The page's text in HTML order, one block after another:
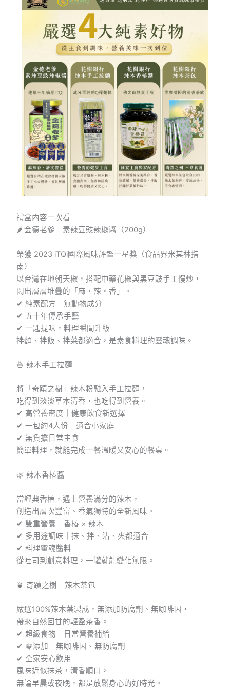
禮盒內容一次看
🌶 金德老爹｜素辣豆豉辣椒醬（200g）
榮獲 2023 iTQi國際風味評鑑一星獎（食品界米其林指
南）
以台灣在地朝天椒，搭配中藥花椒與黑豆豉手工慢炒，
悶出層層堆疊的「麻・辣・香」。
✔ 純素配方｜無動物成分
✔ 五十年傳承手藝
✔ 一匙提味，料理瞬間升級
拌麵、拌飯、拌菜都適合，是素食料理的靈魂調味。
🍜 辣木手工拉麵
將「奇蹟之樹」辣木粉融入手工拉麵，
吃得到淡淡草本清香，也吃得到營養。
✔ 高營養密度｜健康飲食新選擇
✔ 一包約4人份｜適合小家庭
✔ 無負擔日常主食
簡單料理，就能完成一餐溫暖又安心的餐桌。
🌿 辣木香椿醬
當經典香椿，遇上營養滿分的辣木，
創造出層次豐富、香氣獨特的全新風味。
✔ 雙重營養｜香椿 × 辣木
✔ 多用途調味｜抹、拌、沾、夾都適合
✔ 料理靈魂醬料
從吐司到創意料理，一罐就能變化無限。
🍵 奇蹟之樹｜辣木茶包
嚴選100%辣木葉製成，無添加防腐劑、無咖啡因，
帶來自然回甘的輕盈茶香。
✔ 超級食物｜日常營養補給
✔ 零添加｜無咖啡因、無防腐劑
✔ 全家安心飲用
風味近似抹茶，清香順口，
無論早晨或夜晚，都是放鬆身心的好時光。